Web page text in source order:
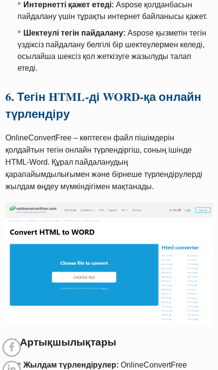
Интернетті қажет етеді: Aspose қолданбасын
пайдалану үшін тұрақты интернет байланысы қажет.
Шектеулі тегін пайдалану: Aspose қызметін тегін
үздіксіз пайдалану белгілі бір шектеулермен келеді,
осылайша шексіз қол жеткізуге жазылуды талап
етеді.
6. Тегін HTML-ді WORD-қа онлайн
түрлендіру
OnlineConvertFree – көптеген файл пішімдерін
қолдайтын тегін онлайн түрлендіргіш, соның ішінде
HTML-Word. Құрал пайдаланудың
қарапайымдылығымен және бірнеше түрлендірулерді
жылдам өңдеу мүмкіндігімен мақтанады.
6.1 Артықшылықтары
Жылдам түрлендірулер: OnlineConvertFree